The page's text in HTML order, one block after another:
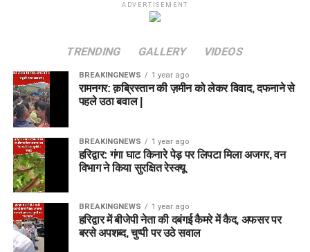
ADVERTISEMENT
TRENDING GALLERY VIDEOS
BREAKINGNEWS 1 year ago
रामनगर: क़ब्रिस्तान की ज़मीन को लेकर विवाद, दफनाने से
पहले उठा बवाल |
BREAKINGNEWS 1 year ago
हरिद्वार: गंगा घाट किनारे पेड़ पर लिपटा मिला अजगर, वन
विभाग ने किया सुरक्षित रेस्क्यू
BREAKINGNEWS 1 year ago
हरिद्वार में बीजेपी नेता की दबंगई कैमरे में कैद, अफसर पर
बरसे अपशब्द, चुप्पी पर उठे सवाल